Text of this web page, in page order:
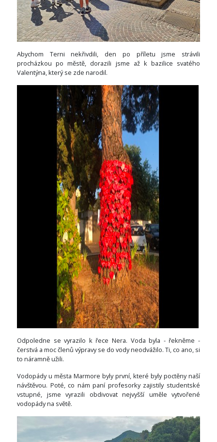
Abychom Terni nekřivdili, den po příletu jsme strávili
procházkou po městě, dorazili jsme až k bazilice svatého
Valentýna, který se zde narodil.
Odpoledne se vyrazilo k řece Nera. Voda byla - řekněme -
čerstvá a moc členů výpravy se do vody neodvážilo. Ti, co ano, si
to náramně užili.
Vodopády u města Marmore byly první, které byly poctěny naší
návštěvou. Poté, co nám paní profesorky zajistily studentské
vstupné, jsme vyrazili obdivovat nejvyšší uměle vytvořené
vodopády na světě.